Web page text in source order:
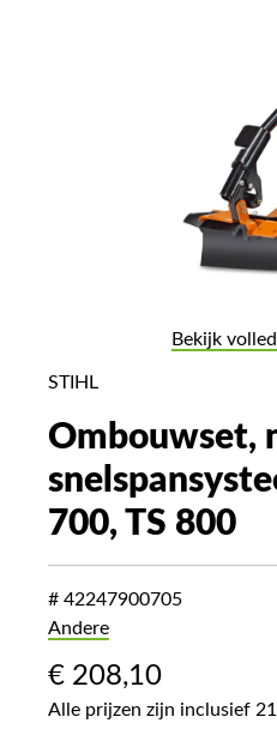
Bekijk
STIHL
Ombouwset,
700, TS 800
# 42247900705
Andere
€ 208,10
Alle prijzen zijn inclusief